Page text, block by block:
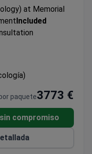
at Memorial
Included
paquete3773 €
compromiso